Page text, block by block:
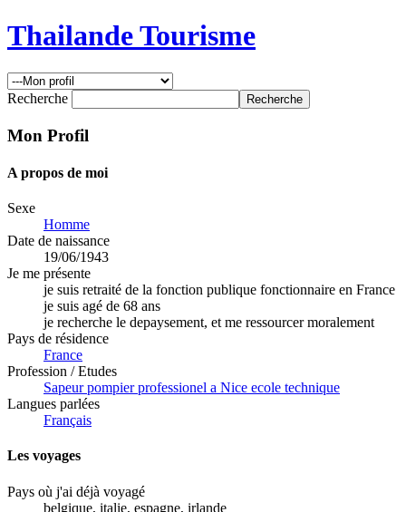
Thailande Tourisme
Recherche
Mon Profil
A propos de moi
Sexe
Homme
Date de naissance
19/06/1943
Je me présente
je suis retraité de la fonction publique fonctionnaire en France
je suis agé de 68 ans
je recherche le depaysement, et me ressourcer moralement
Pays de résidence
France
Profession / Etudes
Sapeur pompier professionel a Nice ecole technique
Langues parlées
Français
Les voyages
Pays où j'ai déjà voyagé
belgique, italie, espagne, irlande